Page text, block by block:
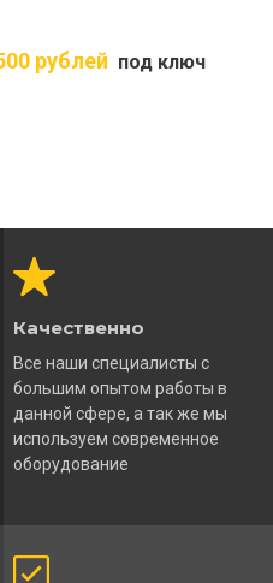
рублей под ключ
Качественно
Все наши специалисты с
большим опытом работы в
данной сфере, а так же мы
используем современное
оборудование